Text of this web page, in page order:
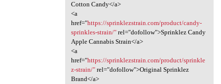
Cotton Candy</a>
<a
href="https://sprinklezstrain.com/product/candy-
sprinkles-strain/"rel="dofollow">Sprinklez Candy
Apple Cannabis Strain</a>
<a
href="https://sprinklezstrain.com/product/sprinkle
z-strain/"rel="dofollow">Original Sprinklez
Brand</a>